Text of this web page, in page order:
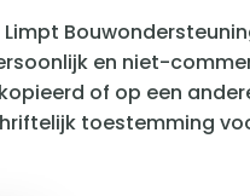
en niet-
of op een
toestemming